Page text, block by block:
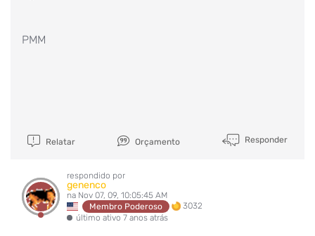
PMM
Relatar Orçamento Responder
respondido por
genenco
na Nov 07, 09, 10:05:45 AM
Membro Poderoso
3032
último ativo 7 anos atrás